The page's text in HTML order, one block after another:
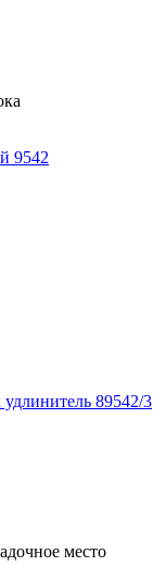
9542
89542/3
место